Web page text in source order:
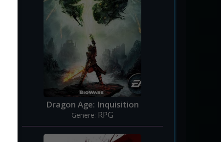
Dragon Age: Inquisition
Genere: RPG